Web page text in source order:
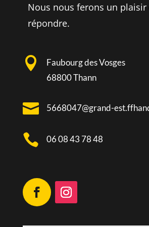
Nous nous ferons un plaisir
répondre.

Faubourg des Vosges
68800 Thann
 5668047@grand-
 06 08 43 78 48